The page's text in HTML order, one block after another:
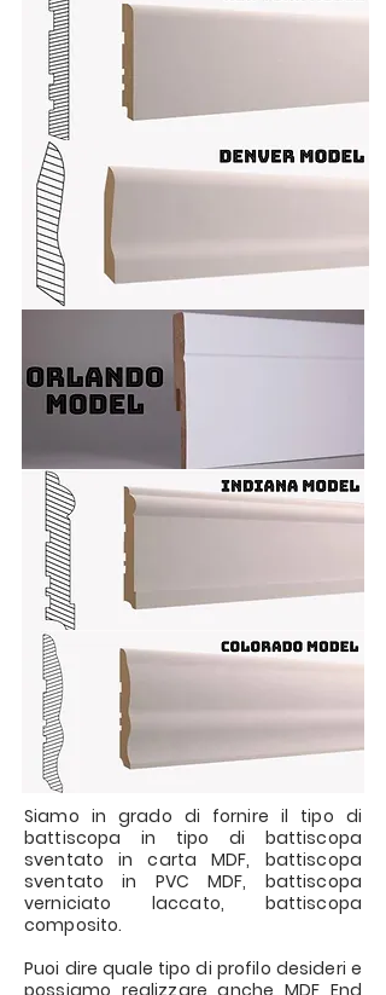
Siamo in grado di fornire il tipo di
battiscopa in tipo di battiscopa
sventato in carta MDF, battiscopa
sventato in PVC MDF, battiscopa
verniciato laccato, battiscopa
composito.
Puoi dire quale tipo di profilo desideri e
possiamo realizzare anche MDF End